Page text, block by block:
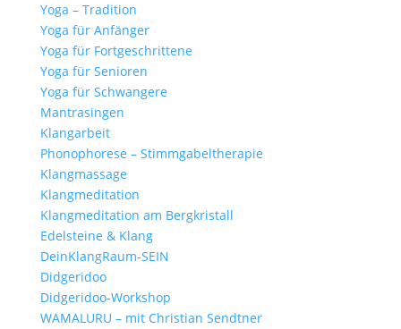
Yoga – Tradition
Yoga für Anfänger
Yoga für Fortgeschrittene
Yoga für Senioren
Yoga für Schwangere
Mantrasingen
Klangarbeit
Phonophorese – Stimmgabeltherapie
Klangmassage
Klangmeditation
Klangmeditation am Bergkristall
Edelsteine & Klang
DeinKlangRaum-SEIN
Didgeridoo
Didgeridoo-Workshop
WAMALURU – mit Christian Sendtner